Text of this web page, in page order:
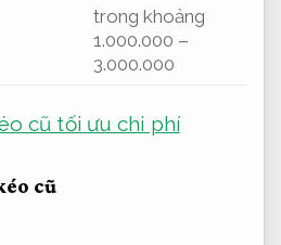
trong khoảng
1.000.000 –
3.000.000
cũ tối ưu chi phí
cũ